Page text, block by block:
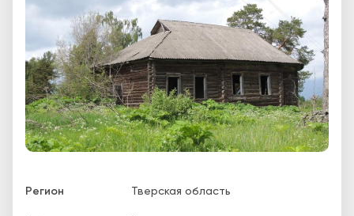
Регион Тверская область